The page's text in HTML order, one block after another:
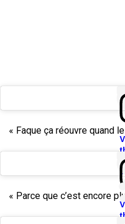
« Faque ça réouvre quand
« Parce que c’est encore